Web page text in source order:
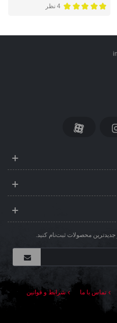
4 نظر
محصولات ثبت‌نام کنید.
تماس با ما
شرایط و قوانین